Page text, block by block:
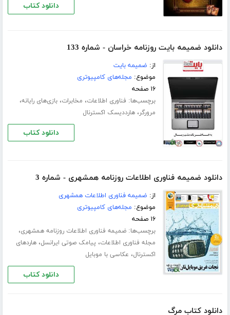
دانلود کتاب
دانلود ضمیمه بایت روزنامه خراسان - شماره 133
از: ضمیمه بایت
موضوع: مجله‌های کامپیوتری
۱۶ صفحه
برچسب‌ها: فناوری اطلاعات، مخابرات،بازی‌های‌ رایانه‌،
مرورگر،هارددیسک اکسترنال
دانلود کتاب
دانلود ضمیمه فناوری اطلاعات روزنامه همشهری - شماره 3
از: ضمیمه فناوری اطلاعات همشهری
موضوع: مجله‌های کامپیوتری
۱۶ صفحه
برچسب‌ها:ضمیمه فناوری اطلاعات روزنامه همشهری،
مجله فناوری اطلاعات، پیامک صوتی ایرانسل،هاردهای
اکسترنال، عکاسی با موبایل
دانلود کتاب
دانلود کتاب مرگ